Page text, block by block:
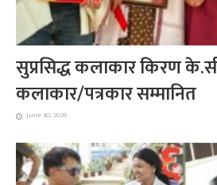
सुप्रसिद्ध कलाकार किरण
कलाकार/पत्रकार सम्मानित
June 30, 2026